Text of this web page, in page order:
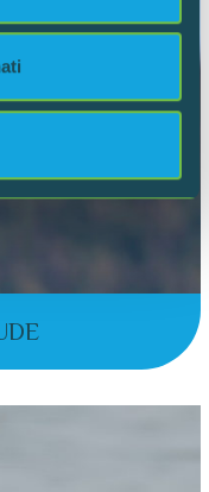
contenuti ed
inoltre
nostro sito con i
dei dati web,
combinarle
o che hanno